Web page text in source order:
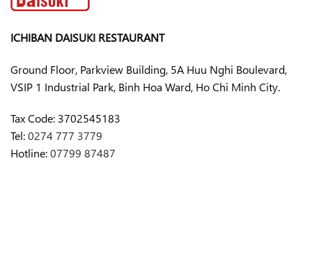
ICHIBAN DAISUKI RESTAURANT
Ground Floor, Parkview Building, 5A Huu Nghi Boulevard,
VSIP 1 Industrial Park, Binh Hoa Ward, Ho Chi Minh City.
Tax Code: 3702545183
Tel:0274 777 3779
Hotline:07799 87487